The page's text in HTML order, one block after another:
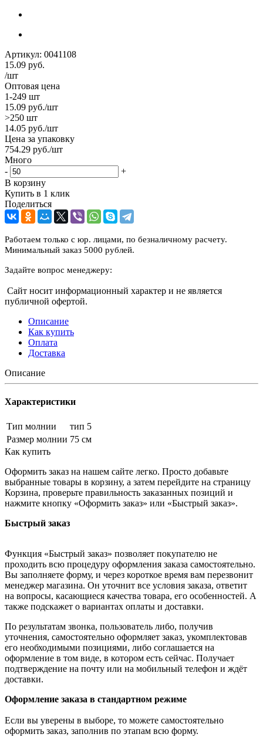
Артикул: 0041108
15.09 руб.
/шт
Оптовая цена
1-249 шт
15.09 руб./шт
>250 шт
14.05 руб./шт
Цена за упаковку
754.29 руб./шт
Много
-
+
В корзину
Купить в 1 клик
Поделиться
Работаем только с юр. лицами, по безналичному расчету.
Минимальный заказ 5000 рублей.
Задайте вопрос менеджеру:
Сайт носит информационный характер и не является
публичной офертой.
Описание
Как купить
Оплата
Доставка
Описание
Характеристики
Тип молнии
тип 5
Размер молнии 75 см
Как купить
Оформить заказ на нашем сайте легко. Просто добавьте
выбранные товары в корзину, а затем перейдите на страницу
Корзина, проверьте правильность заказанных позиций и
нажмите кнопку «Оформить заказ» или «Быстрый заказ».
Быстрый заказ
Функция «Быстрый заказ» позволяет покупателю не
проходить всю процедуру оформления заказа самостоятельно.
Вы заполняете форму, и через короткое время вам перезвонит
менеджер магазина. Он уточнит все условия заказа, ответит
на вопросы, касающиеся качества товара, его особенностей. А
также подскажет о вариантах оплаты и доставки.
По результатам звонка, пользователь либо, получив
уточнения, самостоятельно оформляет заказ, укомплектовав
его необходимыми позициями, либо соглашается на
оформление в том виде, в котором есть сейчас. Получает
подтверждение на почту или на мобильный телефон и ждёт
доставки.
Оформление заказа в стандартном режиме
Если вы уверены в выборе, то можете самостоятельно
оформить заказ, заполнив по этапам всю форму.